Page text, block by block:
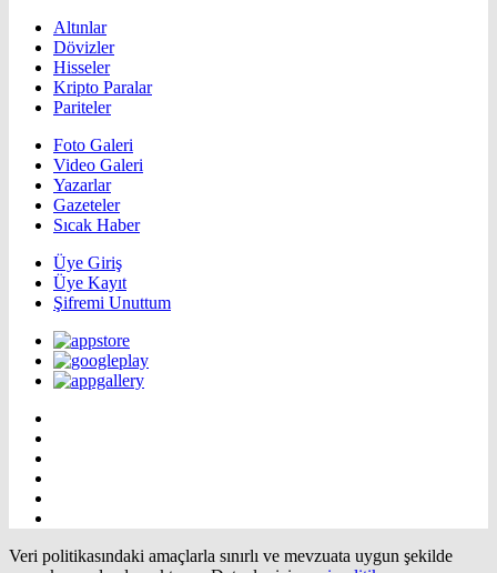
Altınlar
Dövizler
Hisseler
Kripto Paralar
Pariteler
Foto Galeri
Video Galeri
Yazarlar
Gazeteler
Sıcak Haber
Üye Giriş
Üye Kayıt
Şifremi Unuttum
Veri politikasındaki amaçlarla sınırlı ve mevzuata uygun şekilde